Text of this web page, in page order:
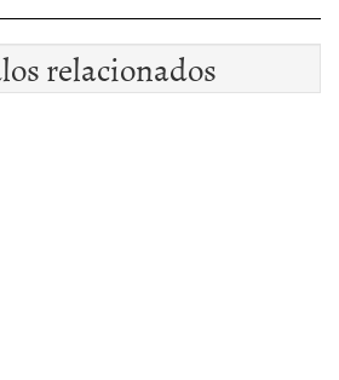
relacionados